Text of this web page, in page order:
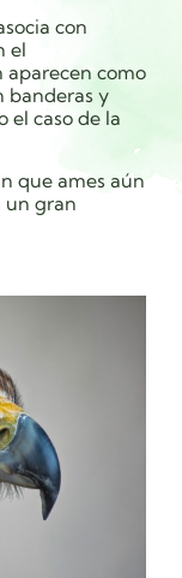
con
el
como
banderas y
el caso de la
que ames aún
un gran